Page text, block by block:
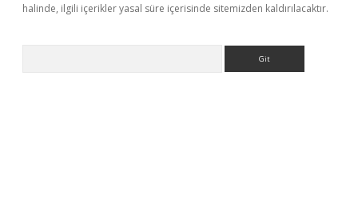
halinde, ilgili içerikler yasal süre içerisinde sitemizden kaldırılacaktır.